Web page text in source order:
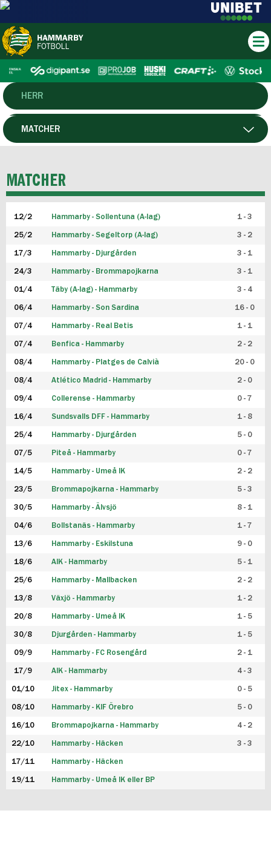
HERR
DAM
P19
F19
FUTSAL HERR
FUTSAL DAM
MATCHER
MATCHER
12/2 Hammarby - Sollentuna (A-lag) 1 - 3
25/2 Hammarby - Segeltorp (A-lag) 3 - 2
17/3 Hammarby - Djurgården 3 - 1
24/3 Hammarby - Brommapojkarna 3 - 1
01/4 Täby (A-lag) - Hammarby 3 - 4
06/4 Hammarby - Son Sardina 16 - 0
07/4 Hammarby - Real Betis 1 - 1
07/4 Benfica - Hammarby 2 - 2
08/4 Hammarby - Platges de Calvià 20 - 0
08/4 Atlético Madrid - Hammarby 2 - 0
09/4 Collerense - Hammarby 0 - 7
16/4 Sundsvalls DFF - Hammarby 1 - 8
25/4 Hammarby - Djurgården 5 - 0
07/5 Piteå - Hammarby 0 - 7
14/5 Hammarby - Umeå IK 2 - 2
23/5 Brommapojkarna - Hammarby 5 - 3
30/5 Hammarby - Älvsjö 8 - 1
04/6 Bollstanäs - Hammarby 1 - 7
13/6 Hammarby - Eskilstuna 9 - 0
18/6 AIK - Hammarby 5 - 1
25/6 Hammarby - Mallbacken 2 - 2
13/8 Växjö - Hammarby 1 - 2
20/8 Hammarby - Umeå IK 1 - 5
30/8 Djurgården - Hammarby 1 - 5
09/9 Hammarby - FC Rosengård 2 - 1
17/9 AIK - Hammarby 4 - 3
01/10 Jitex - Hammarby 0 - 5
08/10 Hammarby - KIF Örebro 5 - 0
16/10 Brommapojkarna - Hammarby 4 - 2
22/10 Hammarby - Häcken 3 - 3
17/11 Hammarby - Häcken
19/11 Hammarby - Umeå IK eller BP